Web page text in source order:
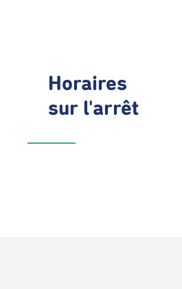
Horaires
sur l'arrêt